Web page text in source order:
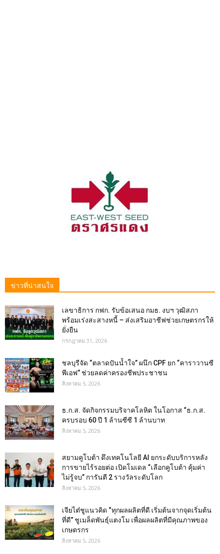
ข่าวที่น่าสนใจ
เลขาธิการ กฟก. รับข้อเสนอ กมธ. งบฯ วุฒิสภา
พร้อมเร่งสะสางหนี้ – ส่งเสริมอาชีฟช่วยเกษตรกรให้
ยั่งยืน
กรกฎาคม 31, 2026
ชลบุรีจัด “ตลาดปันน้ำใจ” ผนึก CPF ยก “คาราวานซี
พีเอฟ” ช่วยลดค่าครองชีพประชาชน
สิงหาคม 5, 2026
ธ.ก.ส. จัดกิจกรรมบริจาคโลหิต ในโอกาส “ธ.ก.ส.
ครบรอบ 60 ปี 1 ล้านซีซี 1 ล้านบาท
สิงหาคม 5, 2026
สยามคูโบต้า ดึงเทคโนโลยี AI ยกระดับบริการหลัง
การขายไร้รอยต่อ เปิดโมเดล “เลือกคูโบต้า คุ้มค่า
ไม่รู้จบ” การันตี 2 รางวัลระดับโลก
สิงหาคม 5, 2026
เจียไต๋ชูแนวคิด “ทุกผลผลิตที่ดี เริ่มต้นจากจุดเริ่มต้น
ที่ดี” ชูเมล็ดพันธุ์แตงโม เพื่อผลผลิตที่มีคุณภาพของ
เกษตรกร
สิงหาคม 5, 2026